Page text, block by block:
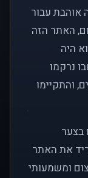
אוהבת עבור
האתר הזה
היה
נרקמו
והתקיימו
בצער
את האתר
ומשמעותי